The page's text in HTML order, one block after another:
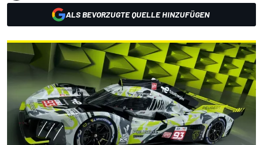
ALS BEVORZUGTE QUELLE HINZUFÜGEN